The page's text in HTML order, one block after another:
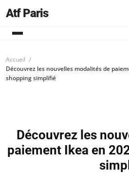
Atf Paris
Accueil
Découvrez les nouvelles modalités de
shopping simplifié
Découvrez les
paiement Ikea en